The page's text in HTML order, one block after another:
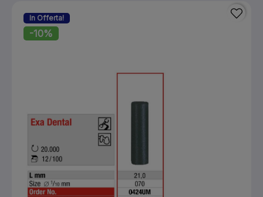
In Offerta!
-10%